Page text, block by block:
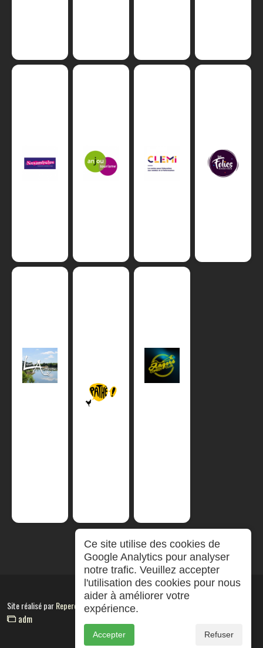
Site réalisé parRepereCom
adm
Ce site utilise des cookies de
Google Analytics pour analyser
notre trafic. Veuillez accepter
l'utilisation des cookies pour nous
aider à améliorer votre
expérience.
Accepter Refuser